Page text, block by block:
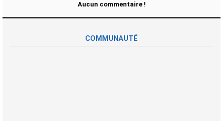
Aucun commentaire !
COMMUNAUTÉ